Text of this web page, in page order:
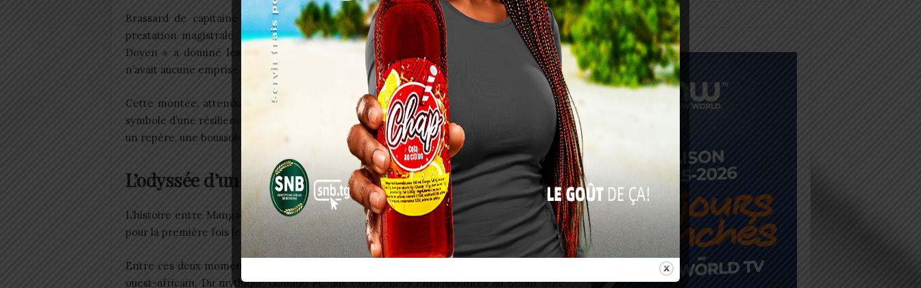
Brassard de capitaine solidement accroché au bras, Mangadewe Maiba a livré une
prestation magistrale. Vision du jeu, précision chirurgicale, leadership naturel… Le «
Doyen » a dominé les débats avec une sérénité déconcertante, comme si le temps
n’avait aucune emprise sur lui.
Cette montée, attendue depuis 2018, n’est pas seulement un succès sportif. Elle est le
symbole d’une résilience collective, portée par un homme devenu bien plus qu’un joueur :
un repère, une boussole.
L’odyssée d’un capitaine hors normes
L’histoire entre Mangadewe Maiba et le football commence en 2003. À 23 ans, il enfile
pour la première fois le maillot d’Abou Ossé. Deux décennies plus tard, il en est l’âme.
Entre ces deux moments, son parcours ressemble à une véritable traversée du football
ouest-africain. Du mythique Gomido FC auxexpériencesenrichissantes au Bénin avec
31
« Juil